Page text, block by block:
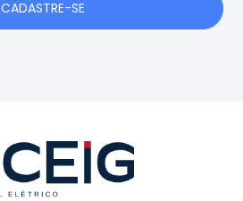
CADASTRE-SE